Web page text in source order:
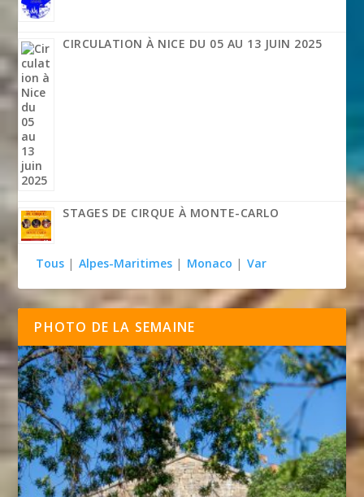
CIRCULATION À NICE DU 05 AU 13 JUIN 2025
STAGES DE CIRQUE À MONTE-CARLO
Tous | Alpes-Maritimes | Monaco | Var
PHOTO DE LA SEMAINE